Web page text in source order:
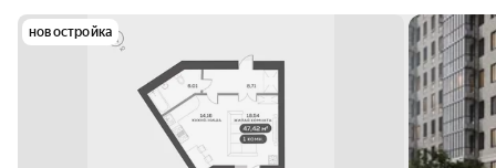
новостройка